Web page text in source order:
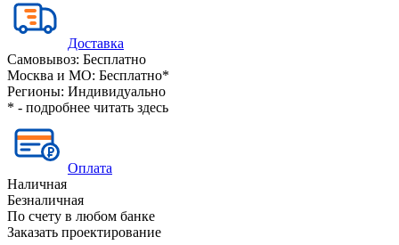
Доставка
Самовывоз: Бесплатно
Москва и МО: Бесплатно*
Регионы: Индивидуально
* - подробнее читать здесь
Оплата
Наличная
Безналичная
По счету в любом банке
Заказать проектирование